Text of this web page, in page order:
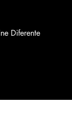
Diferente